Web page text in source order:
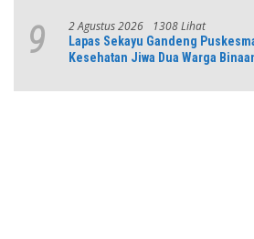
9 2 Agustus 2026 1308 Lihat
Lapas Sekayu Gandeng
Kesehatan Jiwa Dua Warga